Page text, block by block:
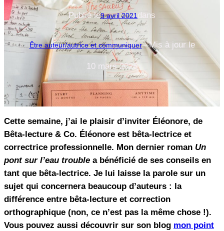
Publié le9 avril 2021 dans
Être auteur/autrice et communiquer—Mis à jour le
10 mars 2026
Cette semaine, j’ai le plaisir d’inviter Éléonore, de
Bêta-lecture & Co. Éléonore est bêta-lectrice et
correctrice professionnelle. Mon dernier roman Un
pont sur l’eau trouble a bénéficié de ses conseils en
tant que bêta-lectrice. Je lui laisse la parole sur un
sujet qui concernera beaucoup d’auteurs : la
différence entre bêta-lecture et correction
orthographique (non, ce n’est pas la même chose !).
Vous pouvez aussi découvrir sur son blog mon point